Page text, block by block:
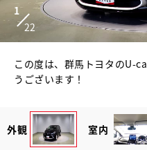
1
22
この度は、群馬トヨタのU-
うございます！
外観 室内